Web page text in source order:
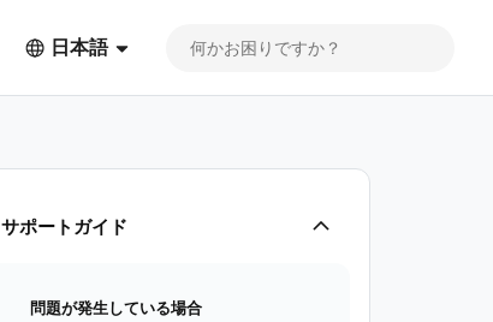
日本語
サポートガイド
問題が発生している場合